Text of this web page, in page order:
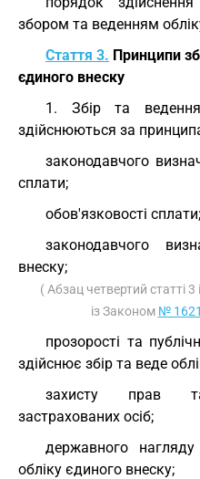
збором та веденням
Стаття 3. Принципи
єдиного внеску
1. Збір та
здійснюються за
законодавчого
сплати;
обов'язковості сплати;
законодавчого
внеску;
( Абзац четвертий статті
із Законом №
прозорості та
здійснює збір та веде
захисту прав
застрахованих осіб;
державного
обліку єдиного внеску;